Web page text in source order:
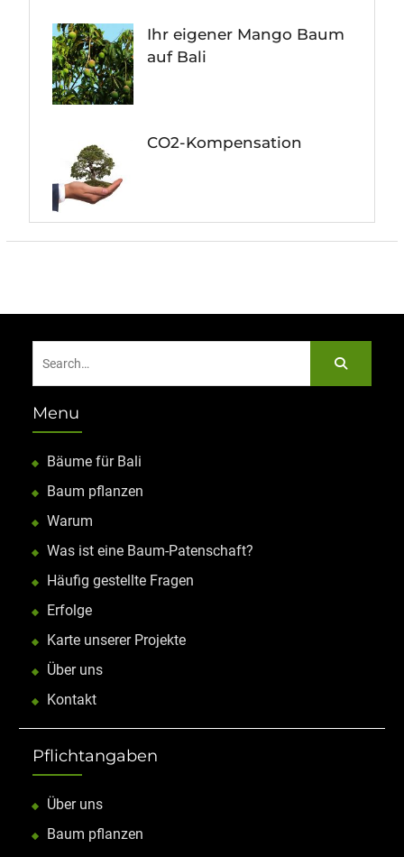
Ihr eigener Mango Baum
auf Bali
CO2-Kompensation
Menu
Bäume für Bali
Baum pflanzen
Warum
Was ist eine Baum-Patenschaft?
Häufig gestellte Fragen
Erfolge
Karte unserer Projekte
Über uns
Kontakt
Pflichtangaben
Über uns
Baum pflanzen